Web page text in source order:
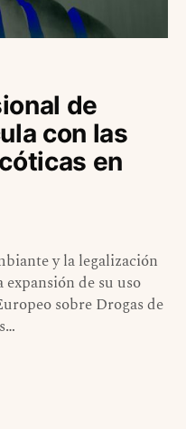
de
con las
en
y la legalización
de su uso
sobre Drogas de